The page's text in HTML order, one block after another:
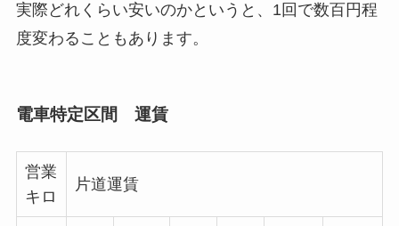
実際どれくらい安いのかというと、1回で数百円程
度変わることもあります。
電車特定区間 運賃
営業
キロ
片道運賃